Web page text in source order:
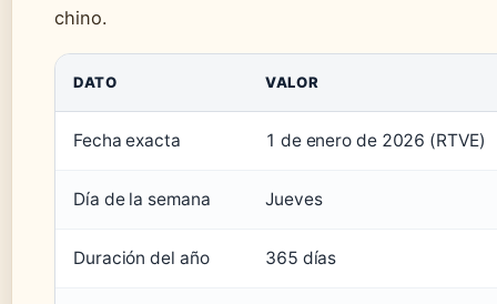
chino.
DATO VALOR
Fecha exacta 1 de enero de 2026 (RTVE)
Día de la semana Jueves
Duración del año 365 días